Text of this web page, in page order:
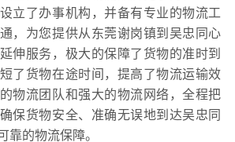
立了办事机构，并备有专业的物流工
，为您提供从东莞谢岗镇到吴忠同心
伸服务，极大的保障了货物的准时到
了货物在途时间，提高了物流运输效
物流团队和强大的物流网络，全程把
保货物安全、准确无误地到达吴忠同
靠的物流保障。